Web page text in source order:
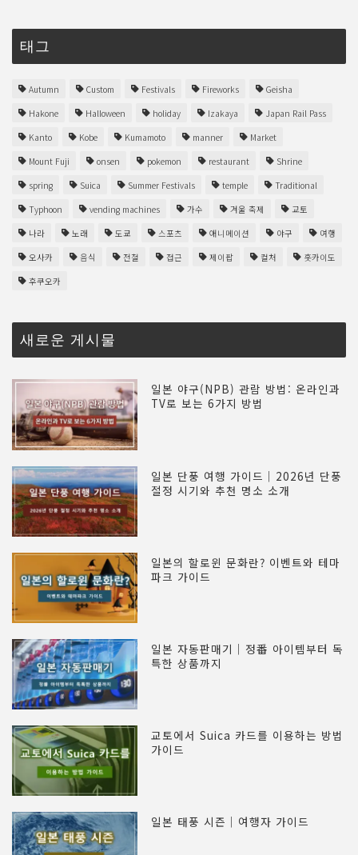
태그
Autumn Custom Festivals Fireworks
Geisha
Hakone
Halloween holiday Izakaya
Japan Rail Pass
Kanto
Kobe Kumamoto manner
Market
Mount Fuji
onsen pokemon restaurant
Shrine
spring
Suica Summer Festivals temple
Traditional
Typhoon
vending machines 가수 겨울 축제
교토
나라
노래 도쿄 스포츠 애니메이션 야구
여행
오사카
음식 전철 접근 제이팝 컬처
홋카이도
후쿠오카
새로운 게시물
일본 야구(NPB) 관람 방법: 온라인과
TV로 보는 6가지 방법
일본 단풍 여행 가이드｜2026년 단풍
절정 시기와 추천 명소 소개
일본의 할로윈 문화란? 이벤트와 테마
파크 가이드
일본 자동판매기｜정番 아이템부터 독
특한 상품까지
교토에서 Suica 카드를 이용하는 방법
가이드
일본 태풍 시즌｜여행자 가이드